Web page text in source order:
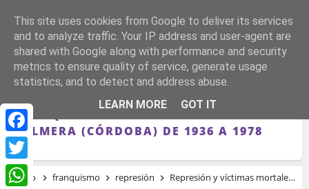
Facebook
Twitter
REPRESIÓN Y VÍCTIMAS MORTALES DEL
FRANQUISMO EN LA COLONIA DE FUENTE
PALMERA (CÓRDOBA) DE 1936 A 1978
Inicio franquismo represión Represión y víctimas mortales del franquismo en la colonia de Fuente Palmera (Córdoba) de 1936 a 1978
This site uses cookies from Google to deliver its services
and to analyze traffic. Your IP address and user-agent are
shared with Google along with performance and security
metrics to ensure quality of service, generate usage
statistics, and to detect and address abuse.
LEARN MORE
GOT IT